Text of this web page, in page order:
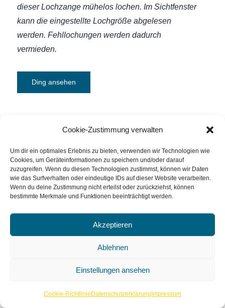
Cookie-Zustimmung verwalten
Um dir ein optimales Erlebnis zu bieten, verwenden wir Technologien wie
Cookies, um Geräteinformationen zu speichern und/oder darauf
zuzugreifen. Wenn du diesen Technologien zustimmst, können wir Daten
wie das Surfverhalten oder eindeutige IDs auf dieser Website verarbeiten.
Wenn du deine Zustimmung nicht erteilst oder zurückziehst, können
bestimmte Merkmale und Funktionen beeinträchtigt werden.
Akzeptieren
Ablehnen
Einstellungen ansehen
Cookie-Richtlinie Datenschutzerklärung Impressum
dieser Lochzange mühelos lochen. Im Sichtfenster
kann die eingestellte Lochgröße abgelesen
werden. Fehllochungen werden dadurch
vermieden.
Ding ansehen
Leuchtlupe ERGO-Lux i mobil 10 D